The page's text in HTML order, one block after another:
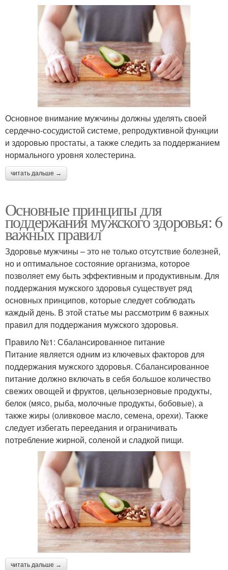
Основное внимание мужчины должны уделять своей
сердечно-сосудистой системе, репродуктивной функции
и здоровью простаты, а также следить за поддержанием
нормального уровня холестерина.
читать дальше →
Основные принципы для
поддержания мужского здоровья: 6
важных правил
Здоровье мужчины – это не только отсутствие болезней,
но и оптимальное состояние организма, которое
позволяет ему быть эффективным и продуктивным. Для
поддержания мужского здоровья существует ряд
основных принципов, которые следует соблюдать
каждый день. В этой статье мы рассмотрим 6 важных
правил для поддержания мужского здоровья.
Правило №1: Сбалансированное питание
Питание является одним из ключевых факторов для
поддержания мужского здоровья. Сбалансированное
питание должно включать в себя большое количество
свежих овощей и фруктов, цельнозерновые продукты,
белок (мясо, рыба, молочные продукты, бобовые), а
также жиры (оливковое масло, семена, орехи). Также
следует избегать переедания и ограничивать
потребление жирной, соленой и сладкой пищи.
читать дальше →